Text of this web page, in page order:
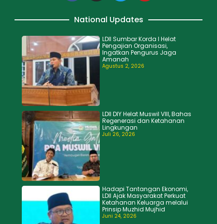
National Updates
LDII Sumbar Korda I Helat
Pengajian Organisasi,
Ingatkan Pengurus Jaga
Amanah
Agustus 2, 2026
LDII DIY Helat Muswil VIII, Bahas
Regenerasi dan Ketahanan
Lingkungan
Juli 26, 2026
Hadapi Tantangan Ekonomi,
LDII Ajak Masyarakat Perkuat
Ketahanan Keluarga melalui
Prinsip Muzhid Mujhid
Juni 24, 2026